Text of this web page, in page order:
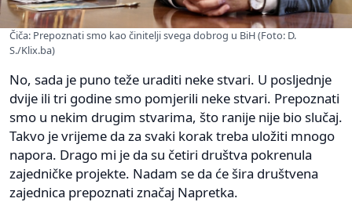
Čiča: Prepoznati smo kao činitelji svega dobrog u BiH (Foto: D.
S./Klix.ba)
No, sada je puno teže uraditi neke stvari. U posljednje
dvije ili tri godine smo pomjerili neke stvari. Prepoznati
smo u nekim drugim stvarima, što ranije nije bio slučaj.
Takvo je vrijeme da za svaki korak treba uložiti mnogo
napora. Drago mi je da su četiri društva pokrenula
zajedničke projekte. Nadam se da će šira društvena
zajednica prepoznati značaj Napretka.